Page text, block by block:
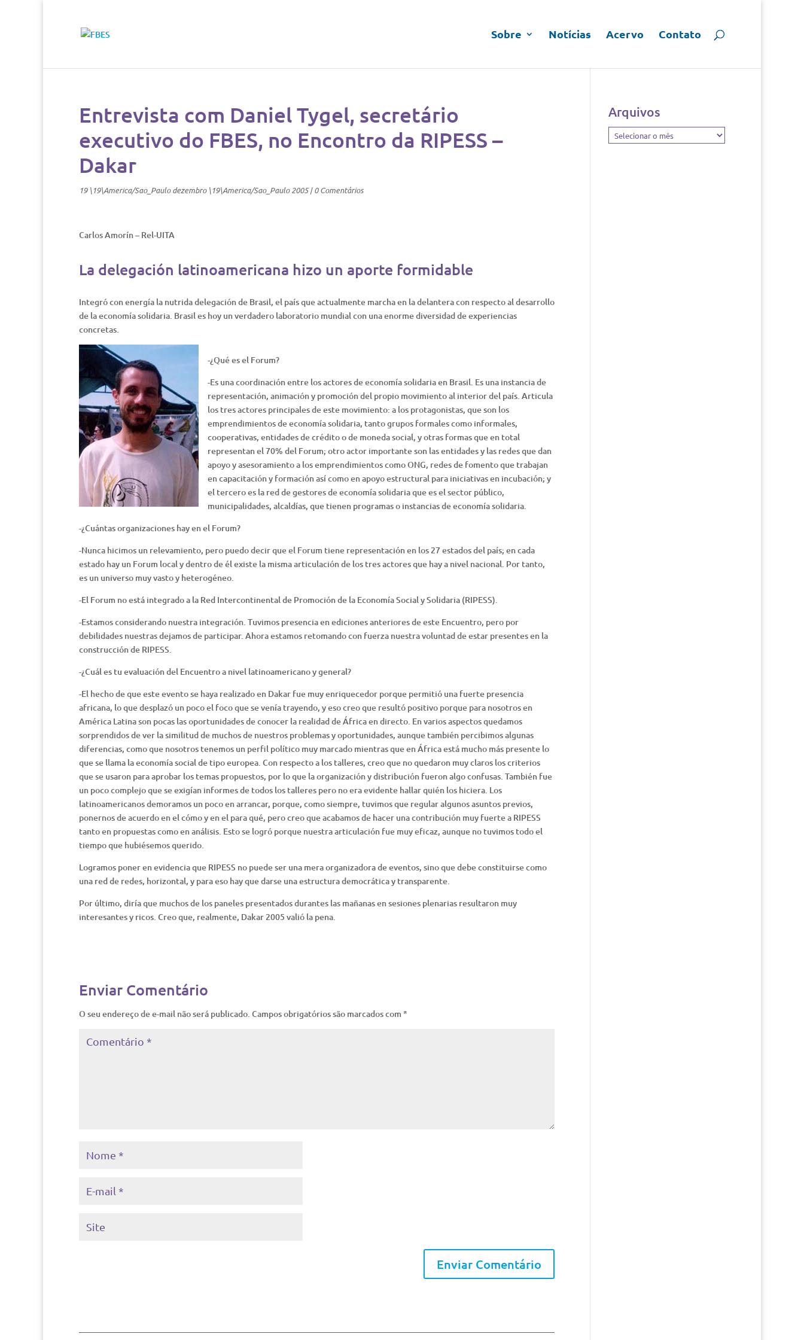
Sobre Notícias Acervo Contato
Entrevista com Daniel Tygel, secretário
executivo do FBES, no Encontro da RIPESS –
Dakar
19 \19\America/Sao_Paulo dezembro \19\America/Sao_Paulo 2005|0 Comentários
Carlos Amorín – Rel-UITA
La delegación latinoamericana hizo un aporte formidable
Integró con energía la nutrida delegación de Brasil, el país que actualmente marcha en la delantera con respecto al desarrollo
de la economía solidaria. Brasil es hoy un verdadero laboratorio mundial con una enorme diversidad de experiencias
concretas.
-¿Qué es el Forum?
-Es una coordinación entre los actores de economía solidaria en Brasil. Es una instancia de
representación, animación y promoción del propio movimiento al interior del país. Articula
los tres actores principales de este movimiento: a los protagonistas, que son los
emprendimientos de economía solidaria, tanto grupos formales como informales,
cooperativas, entidades de crédito o de moneda social, y otras formas que en total
representan el 70% del Forum; otro actor importante son las entidades y las redes que dan
apoyo y asesoramiento a los emprendimientos como ONG, redes de fomento que trabajan
en capacitación y formación así como en apoyo estructural para iniciativas en incubación; y
el tercero es la red de gestores de economía solidaria que es el sector público,
municipalidades, alcaldías, que tienen programas o instancias de economía solidaria.
-¿Cuántas organizaciones hay en el Forum?
-Nunca hicimos un relevamiento, pero puedo decir que el Forum tiene representación en los 27 estados del país; en cada
estado hay un Forum local y dentro de él existe la misma articulación de los tres actores que hay a nivel nacional. Por tanto,
es un universo muy vasto y heterogéneo.
-El Forum no está integrado a la Red Intercontinental de Promoción de la Economía Social y Solidaria (RIPESS).
-Estamos considerando nuestra integración. Tuvimos presencia en ediciones anteriores de este Encuentro, pero por
debilidades nuestras dejamos de participar. Ahora estamos retomando con fuerza nuestra voluntad de estar presentes en la
construcción de RIPESS.
-¿Cuál es tu evaluación del Encuentro a nivel latinoamericano y general?
-El hecho de que este evento se haya realizado en Dakar fue muy enriquecedor porque permitió una fuerte presencia
africana, lo que desplazó un poco el foco que se venía trayendo, y eso creo que resultó positivo porque para nosotros en
América Latina son pocas las oportunidades de conocer la realidad de África en directo. En varios aspectos quedamos
sorprendidos de ver la similitud de muchos de nuestros problemas y oportunidades, aunque también percibimos algunas
diferencias, como que nosotros tenemos un perfil político muy marcado mientras que en África está mucho más presente lo
que se llama la economía social de tipo europea. Con respecto a los talleres, creo que no quedaron muy claros los criterios
que se usaron para aprobar los temas propuestos, por lo que la organización y distribución fueron algo confusas. También fue
un poco complejo que se exigían informes de todos los talleres pero no era evidente hallar quién los hiciera. Los
latinoamericanos demoramos un poco en arrancar, porque, como siempre, tuvimos que regular algunos asuntos previos,
ponernos de acuerdo en el cómo y en el para qué, pero creo que acabamos de hacer una contribución muy fuerte a RIPESS
tanto en propuestas como en análisis. Esto se logró porque nuestra articulación fue muy eficaz, aunque no tuvimos todo el
tiempo que hubiésemos querido.
Logramos poner en evidencia que RIPESS no puede ser una mera organizadora de eventos, sino que debe constituirse como
una red de redes, horizontal, y para eso hay que darse una estructura democrática y transparente.
Por último, diría que muchos de los paneles presentados durantes las mañanas en sesiones plenarias resultaron muy
interesantes y ricos. Creo que, realmente, Dakar 2005 valió la pena.
Enviar Comentário
O seu endereço de e-mail não será publicado. Campos obrigatórios são marcados com *
Arquivos
Arquivos